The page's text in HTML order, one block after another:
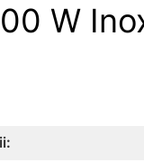
W